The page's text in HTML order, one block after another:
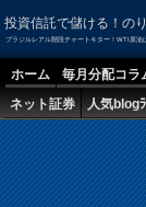
投資信託で儲ける！の
ブラジルレアル階段チャートキター！WTI原油
ホーム 毎月分配コラ
ネット証券
人気blogﾗ